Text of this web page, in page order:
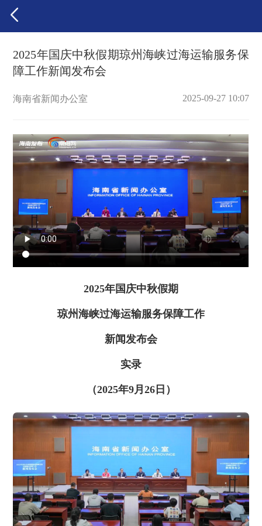
2025年国庆中秋假期琼州海峡过海运输服务保
障工作新闻发布会
海南省新闻办公室 2025-09-27 10:07
2025年国庆中秋假期
琼州海峡过海运输服务保障工作
新闻发布会
实录
（2025年9月26日）